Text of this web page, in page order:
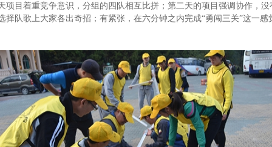
目着重竞争意识，分组的四队相互比拼；第二天的项目强调协作，
队歌上大家各出奇招；有紧张，在六分钟之内完成“勇闯三关”这一